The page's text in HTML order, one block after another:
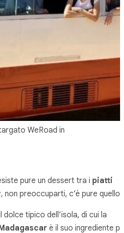
WeRoad in
pure un dessert tra i piatti
, non preoccuparti, c’è pure quello!
dolce tipico dell’isola, di cui la
è il suo ingrediente